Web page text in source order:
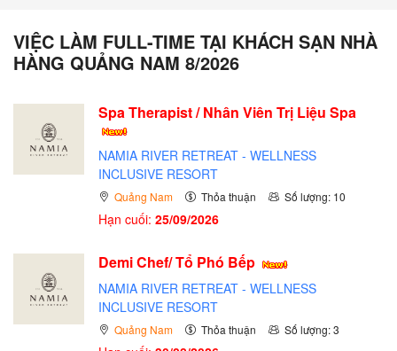
VIỆC LÀM FULL-TIME TẠI KHÁCH SẠN NHÀ
HÀNG QUẢNG NAM 8/2026
Spa Therapist / Nhân Viên Trị Liệu Spa
NAMIA RIVER RETREAT - WELLNESS
INCLUSIVE RESORT
Quảng Nam Thỏa thuận Số lượng: 10
Hạn cuối: 25/09/2026
Demi Chef/ Tổ Phó Bếp
NAMIA RIVER RETREAT - WELLNESS
INCLUSIVE RESORT
Quảng Nam Thỏa thuận Số lượng: 3